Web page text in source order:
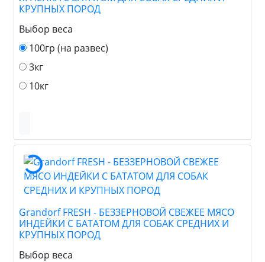
КРУПНЫХ ПОРОД
Выбор веса
100гр (на развес)
3кг
10кг
Grandorf FRESH - БЕЗЗЕРНОВОЙ СВЕЖЕЕ МЯСО
ИНДЕЙКИ С БАТАТОМ ДЛЯ СОБАК СРЕДНИХ И
КРУПНЫХ ПОРОД
Выбор веса